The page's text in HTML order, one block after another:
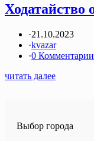
Ходатайство
·21.10.2023
·kvazar
·0 Комментарии
читать далее
Выбор города